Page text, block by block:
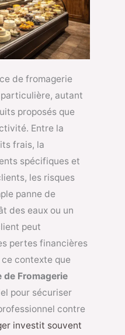
de fromagerie
autant
proposés que
Entre la
frais, la
spécifiques et
les risques
panne de
des eaux ou un
peut
pertes financières
ce contexte que
de Fromagerie
pour sécuriser
contre
investit souvent